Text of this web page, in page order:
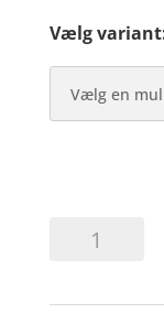
Vælg
DOMINIKANSKE
REPUBLIK